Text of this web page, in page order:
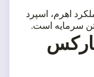
اهرم، اسپرد
سرمایه است.